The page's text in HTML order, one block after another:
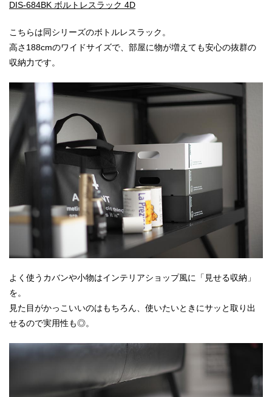
DIS-684BK ボルトレスラック 4D
こちらは同シリーズのボトルレスラック。
高さ188cmのワイドサイズで、部屋に物が増えても安心の抜群の
収納力です。
よく使うカバンや小物はインテリアショップ風に「見せる収納」
を。
見た目がかっこいいのはもちろん、使いたいときにサッと取り出
せるので実用性も◎。